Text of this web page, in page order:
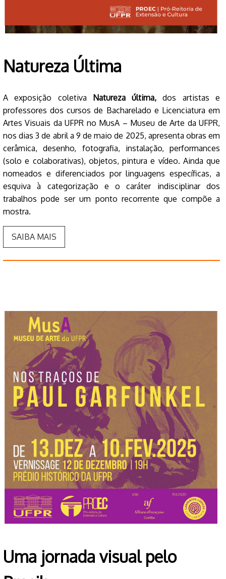
Natureza Última
A exposição coletiva Natureza última, dos artistas e
professores dos cursos de Bacharelado e Licenciatura em
Artes Visuais da UFPR no MusA – Museu de Arte da UFPR,
nos dias 3 de abril a 9 de maio de 2025, apresenta obras em
cerâmica, desenho, fotografia, instalação, performances
(solo e colaborativas), objetos, pintura e vídeo. Ainda que
nomeados e diferenciados por linguagens específicas, a
esquiva à categorização e o caráter indisciplinar dos
trabalhos pode ser um ponto recorrente que compõe a
mostra.
SAIBA MAIS
Uma jornada visual pelo